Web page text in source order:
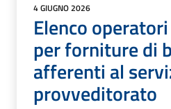
4 GIUGNO 2026
Elenco
per forniture di
afferenti al
provveditorato